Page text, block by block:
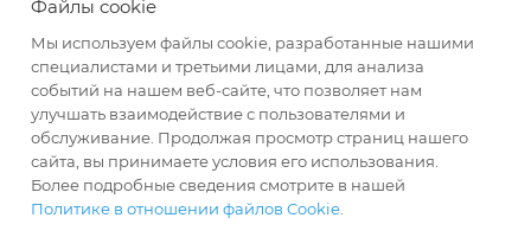
Файлы cookie
Мы используем файлы cookie, разработанные нашими
специалистами и третьими лицами, для анализа
событий на нашем веб-сайте, что позволяет нам
улучшать взаимодействие с пользователями и
обслуживание. Продолжая просмотр страниц нашего
сайта, вы принимаете условия его использования.
Более подробные сведения смотрите в нашей
Политике в отношении файлов Cookie